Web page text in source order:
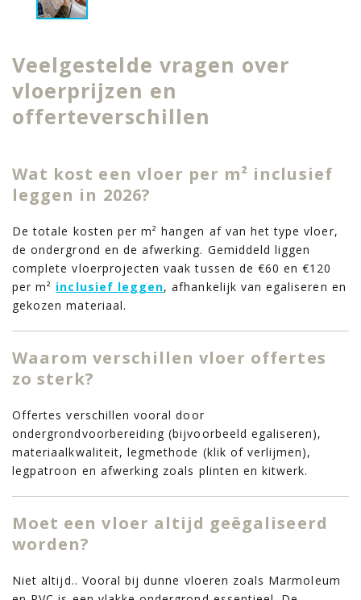
Veelgestelde vragen over
vloerprijzen en
offerteverschillen
Wat kost een vloer per m² inclusief
leggen in 2026?
De totale kosten per m² hangen af van het type vloer,
de ondergrond en de afwerking. Gemiddeld liggen
complete vloerprojecten vaak tussen de €60 en €120
per m² inclusief leggen, afhankelijk van egaliseren en
gekozen materiaal.
Waarom verschillen vloer offertes
zo sterk?
Offertes verschillen vooral door
ondergrondvoorbereiding (bijvoorbeeld egaliseren),
materiaalkwaliteit, legmethode (klik of verlijmen),
legpatroon en afwerking zoals plinten en kitwerk.
Moet een vloer altijd geëgaliseerd
worden?
Niet altijd.. Vooral bij dunne vloeren zoals Marmoleum